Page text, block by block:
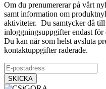
Om du prenumererar på vårt
samt information om
aktiviteter. Du samtycker då till
inloggningsuppgifter endast för
Du kan när som helst avsluta
kontaktuppgifter raderade.